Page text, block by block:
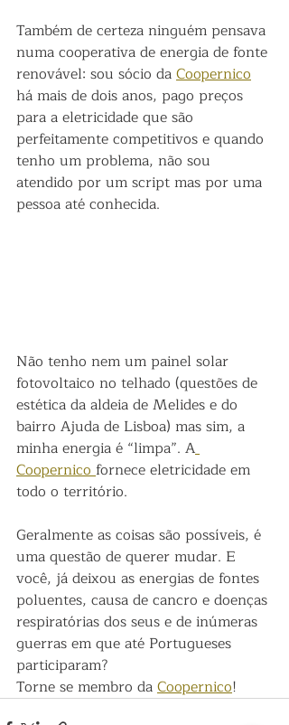
Também de certeza ninguém pensava
numa cooperativa de energia de fonte
renovável: sou sócio da Coopernico
há mais de dois anos, pago preços
para a eletricidade que são
perfeitamente competitivos e quando
tenho um problema, não sou
atendido por um script mas por uma
pessoa até conhecida.
Não tenho nem um painel solar
fotovoltaico no telhado (questões de
estética da aldeia de Melides e do
bairro Ajuda de Lisboa) mas sim, a
minha energia é “limpa”. A
Coopernico fornece eletricidade em
todo o território.
Geralmente as coisas são possíveis, é
uma questão de querer mudar. E
você, já deixou as energias de fontes
poluentes, causa de cancro e doenças
respiratórias dos seus e de inúmeras
guerras em que até Portugueses
participaram?
Torne se membro da Coopernico!